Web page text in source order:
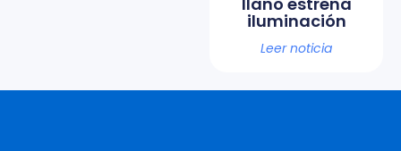
iluminación
Leer noticia